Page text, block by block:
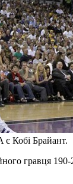
Кобі Брайант.
гравця 190-